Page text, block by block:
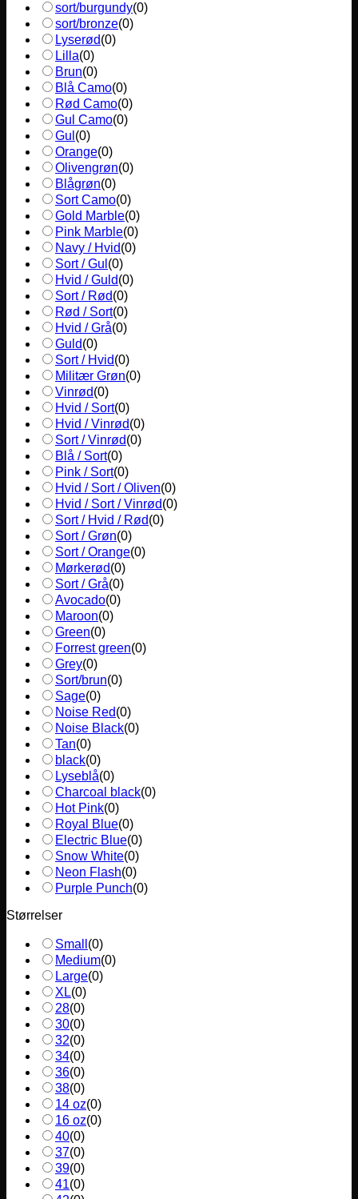
sort/burgundy(0)
sort/bronze(0)
Lyserød(0)
Lilla(0)
Brun(0)
Blå Camo(0)
Rød Camo(0)
Gul Camo(0)
Gul (0)
Orange(0)
Olivengrøn(0)
Blågrøn(0)
Sort Camo(0)
Gold Marble(0)
Pink Marble(0)
Navy / Hvid(0)
Sort / Gul (0)
Hvid / Guld(0)
Sort / Rød(0)
Rød / Sort(0)
Hvid / Grå(0)
Guld(0)
Sort / Hvid(0)
Militær Grøn(0)
Vinrød(0)
Hvid / Sort(0)
Hvid / Vinrød(0)
Sort / Vinrød(0)
Blå / Sort(0)
Pink / Sort(0)
Hvid / Sort / Oliven(0)
Hvid / Sort / Vinrød(0)
Sort / Hvid / Rød(0)
Sort / Grøn(0)
Sort / Orange(0)
Mørkerød(0)
Sort / Grå(0)
Avocado(0)
Maroon(0)
Green(0)
Forrest green(0)
Grey(0)
Sort/brun(0)
Sage(0)
Noise Red(0)
Noise Black(0)
Tan(0)
black(0)
Lyseblå(0)
Charcoal black(0)
Hot Pink(0)
Royal Blue(0)
Electric Blue(0)
Snow White(0)
Neon Flash(0)
Purple Punch(0)
Størrelser
Small (0)
Medium(0)
Large(0)
XL(0)
28(0)
30(0)
32(0)
34(0)
36(0)
38(0)
14 oz(0)
16 oz(0)
40(0)
37(0)
39(0)
41(0)